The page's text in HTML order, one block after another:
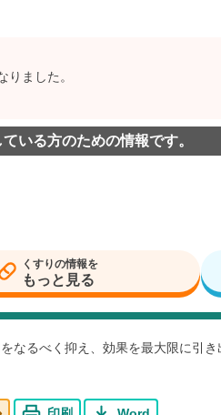
ました。
いる方のための情報です。
くすりの情報を
もっと見る
るべく抑え、効果を最大限に引